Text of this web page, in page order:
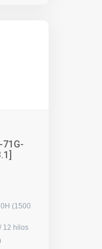
(1500
4 P-cores / 4 E-cores / 12 hilos